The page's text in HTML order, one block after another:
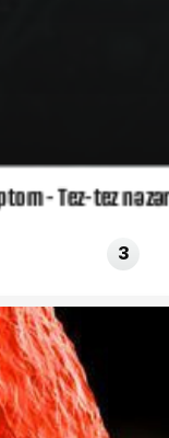
- Tez-tez
3